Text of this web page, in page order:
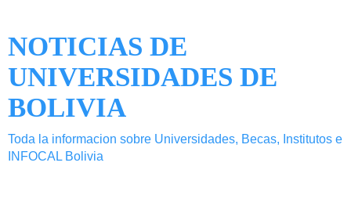
NOTICIAS DE
UNIVERSIDADES DE
BOLIVIA
Toda la informacion sobre Universidades, Becas, Institutos e
INFOCAL Bolivia